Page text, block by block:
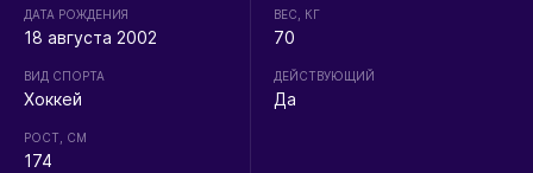
ДАТА РОЖДЕНИЯ
18 августа 2002
ВИД СПОРТА
Хоккей
РОСТ, СМ
174
ВЕС, КГ
70
ДЕЙСТВУЮЩИЙ
Да